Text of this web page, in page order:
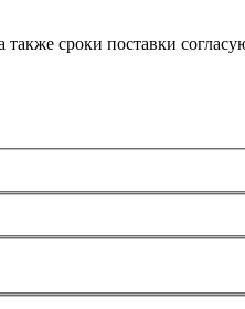
сроки поставки